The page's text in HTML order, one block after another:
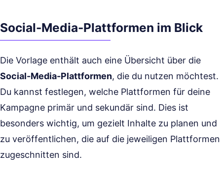
Social-Media-Plattformen im Blick
Die Vorlage enthält auch eine Übersicht über die
Social-Media-Plattformen, die du nutzen möchtest.
Du kannst festlegen, welche Plattformen für deine
Kampagne primär und sekundär sind. Dies ist
besonders wichtig, um gezielt Inhalte zu planen und
zu veröffentlichen, die auf die jeweiligen Plattformen
zugeschnitten sind.